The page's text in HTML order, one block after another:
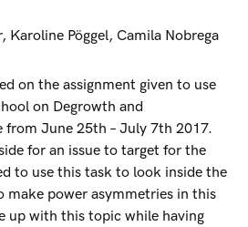
, Karoline Pöggel, Camila Nobrega
on the assignment given to use
on Degrowth and
June 25th – July 7th 2017.
for an issue to target for the
to use this task to look inside the
make power asymmetries in this
up with this topic while having